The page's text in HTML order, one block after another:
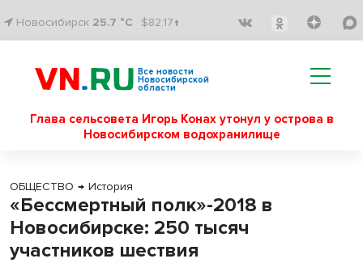
Новосибирск 25.7 °C $82.17↑
Все новости
Новосибирской
области
Глава сельсовета Игорь Конах утонул у острова в
Новосибирском водохранилище
ОБЩЕСТВО → История
«Бессмертный полк»-2018 в
Новосибирске: 250 тысяч
участников шествия